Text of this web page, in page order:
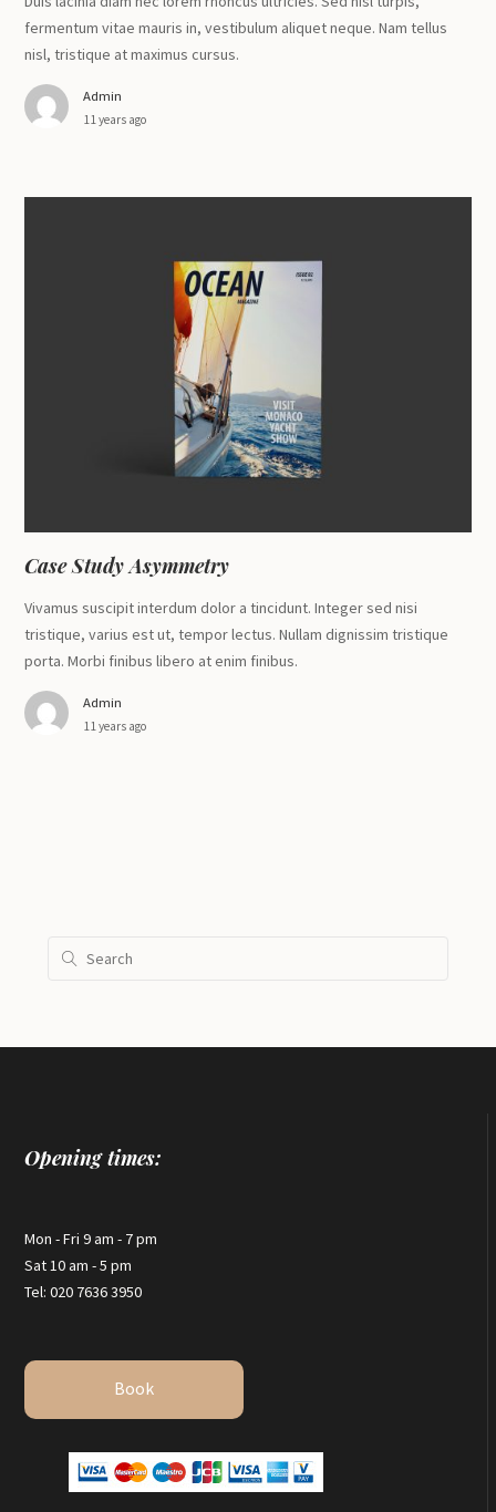
fermentum vitae mauris in, vestibulum aliquet neque. Nam tellus
nisl, tristique at maximus cursus.
Admin
11 years ago
Case Study Asymmetry
Vivamus suscipit interdum dolor a tincidunt. Integer sed nisi
tristique, varius est ut, tempor lectus. Nullam dignissim tristique
porta. Morbi finibus libero at enim finibus.
Admin
11 years ago
Opening times:
Mon - Fri 9 am - 7 pm
Sat 10 am - 5 pm
Tel: 020 7636 3950
Book